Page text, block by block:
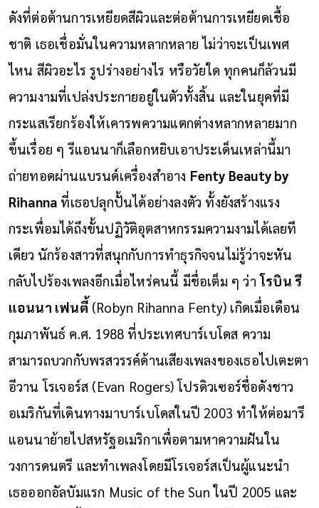
ดังที่ต่อต้านการเหยียดสีผิวและต่อต้านการเหยียดเชื้อ
ชาติ เธอเชื่อมั่นในความหลากหลาย ไม่ว่าจะเป็นเพศ
ไหน สีผิวอะไร รูปร่างอย่างไร หรือวัยใด ทุกคนก็ล้วนมี
ความงามที่เปล่งประกายอยู่ในตัวทั้งสิ้น และในยุคที่มี
กระแสเรียกร้องให้เคารพความแตกต่างหลากหลายมาก
ขึ้นเรื่อย ๆ รีแอนนาก็เลือกหยิบเอาประเด็นเหล่านี้มา
ถ่ายทอดผ่านแบรนด์เครื่องสำอาง Fenty Beauty by
Rihanna ที่เธอปลุกปั้นได้อย่างลงตัว ทั้งยังสร้างแรง
กระเพื่อมได้ถึงขั้นปฏิวัติอุตสาหกรรมความงามได้เลยที
เดียว นักร้องสาวที่สนุกกับการทำธุรกิจจนไม่รู้ว่าจะหัน
กลับไปร้องเพลงอีกเมื่อไหร่คนนี้ มีชื่อเต็ม ๆ ว่าโรบิน รี
แอนนา เฟนตี้(Robyn Rihanna Fenty) เกิดเมื่อเดือน
กุมภาพันธ์ ค.ศ. 1988 ที่ประเทศบาร์เบโดส ความ
สามารถบวกกับพรสวรรค์ด้านเสียงเพลงของเธอไปเตะตา
อีวาน โรเจอร์ส (Evan Rogers) โปรดิวเซอร์ชื่อดังชาว
อเมริกันที่เดินทางมาบาร์เบโดสในปี 2003 ทำให้ต่อมารี
แอนนาย้ายไปสหรัฐอเมริกาเพื่อตามหาความฝันใน
วงการดนตรี และทำเพลงโดยมีโรเจอร์สเป็นผู้แนะนำ
เธอออกอัลบัมแรก Music of the Sun ในปี 2005 และ